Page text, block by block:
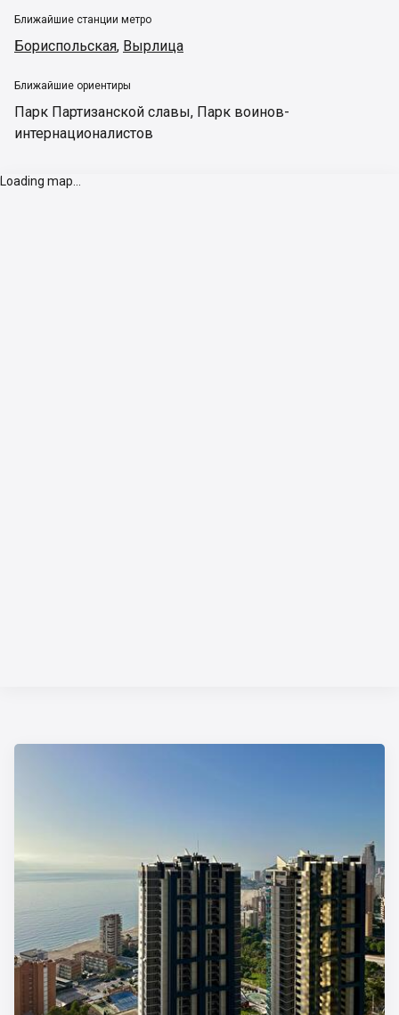
Ближайшие станции метро
Бориспольская, Вырлица
Ближайшие ориентиры
Парк Партизанской славы, Парк воинов-
интернационалистов
Loading map...